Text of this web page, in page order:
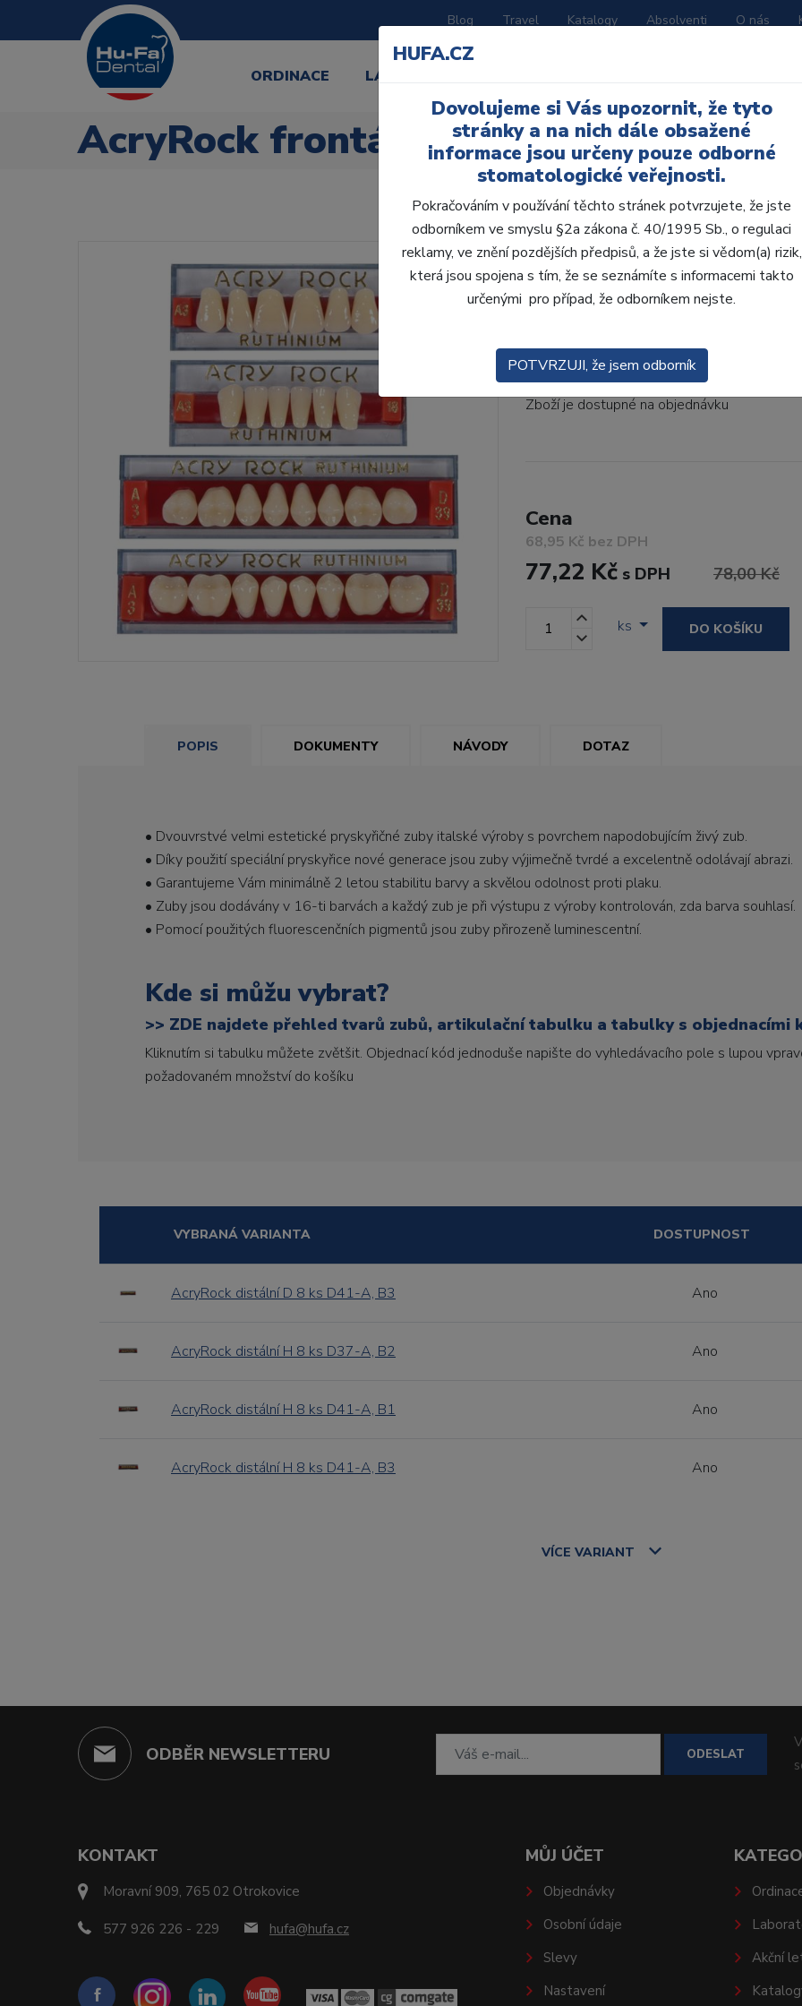
Blog Travel Katalogy Absolventi O nás
ORDINACE LABORATOŘ
AcryRock frontální H
AcryRock frontální H
• Dvouvrstvé velmi estetické pryskyřičné
zub.• Díky použití speciální pryskyřice
Kód produktu: 801473
Zboží je dostupné na objednávku
Cena
68,95 Kč bez DPH
77,22 Kč s DPH 78,00 Kč
ks DO KOŠÍKU
POPIS DOKUMENTY NÁVODY DOTAZ
• Dvouvrstvé velmi estetické pryskyřičné zuby italské výroby s povrchem napodobujícím živý zub.
• Díky použití speciální pryskyřice nové generace jsou zuby výjimečně tvrdé a excelentně odolávají abrazi.
• Garantujeme Vám minimálně 2 letou stabilitu barvy a skvělou odolnost proti plaku.
• Zuby jsou dodávány v 16-ti barvách a každý zub je při výstupu z výroby kontrolován, zda barva souhlasí.
• Pomocí použitých fluorescenčních pigmentů jsou zuby přirozeně luminescentní.
Kde si můžu vybrat?
>> ZDE najdete přehled tvarů zubů, artikulační tabulku a tabulky s objednacími
Kliknutím si tabulku můžete zvětšit. Objednací kód jednoduše napište do vyhledávacího pole s lupou
požadovaném množství do košíku
VYBRANÁ VARIANTA DOSTUPNOST
AcryRock distální D 8 ks D41-A, B3 Ano
AcryRock distální H 8 ks D37-A, B2 Ano
AcryRock distální H 8 ks D41-A, B1 Ano
AcryRock distální H 8 ks D41-A, B3 Ano
VÍCE VARIANT
ODBĚR NEWSLETTERU ODESLAT
KONTAKT
Moravní 909, 765 02 Otrokovice
577 926 226 - 229 hufa@hufa.cz
MŮJ ÚČET
Objednávky
Osobní údaje
Slevy
Nastavení
Akční
HUFA.CZ
Dovolujeme si Vás upozornit, že tyto
stránky a na nich dále obsažené
informace jsou určeny pouze odborné
stomatologické veřejnosti.
Pokračováním v používání těchto stránek potvrzujete, že jste
odborníkem ve smyslu §2a zákona č. 40/1995 Sb., o regulaci
reklamy, ve znění pozdějších předpisů, a že jste si vědom(a) rizik,
která jsou spojena s tím, že se seznámíte s informacemi takto
určenými pro případ, že odborníkem nejste.
POTVRZUJI, že jsem odborník